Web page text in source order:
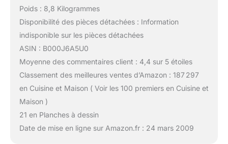
Poids : 8,8 Kilogrammes
Disponibilité des pièces détachées : Information
indisponible sur les pièces détachées
ASIN : B000J6A5U0
Moyenne des commentaires client : 4,4 sur 5 étoiles
Classement des meilleures ventes d’Amazon : 187 297
en Cuisine et Maison ( Voir les 100 premiers en Cuisine et
Maison )
21 en Planches à dessin
Date de mise en ligne sur Amazon.fr : 24 mars 2009